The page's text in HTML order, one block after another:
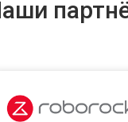
Замена сетевого